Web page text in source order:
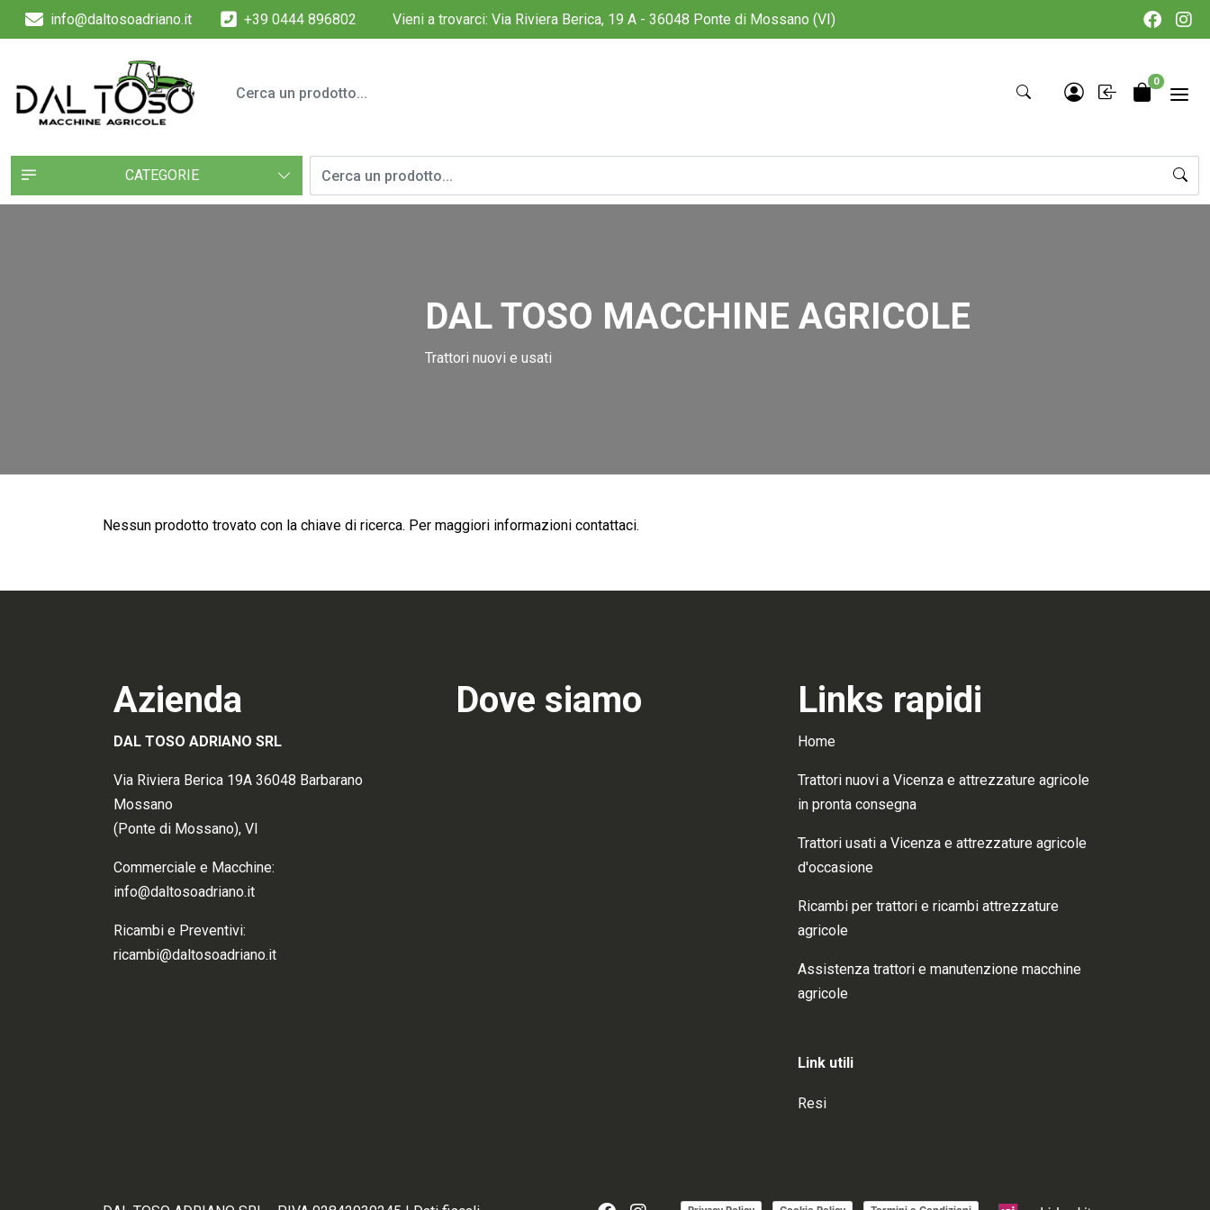
info@daltosoadriano.it +39 0444 896802 Vieni a trovarci: Via Riviera Berica, 19 A - 36048 Ponte di Mossano (VI)
0
CATEGORIE
DAL TOSO MACCHINE AGRICOLE
Trattori nuovi e usati
Nessun prodotto trovato con la chiave di ricerca. Per maggiori informazioni contattaci.
Azienda
DAL TOSO ADRIANO SRL
Via Riviera Berica 19A 36048 Barbarano
Mossano
(Ponte di Mossano), VI
Commerciale e Macchine:
info@daltosoadriano.it
Ricambi e Preventivi:
ricambi@daltosoadriano.it
Dove siamo Links rapidi
Home
Trattori nuovi a Vicenza e attrezzature agricole
in pronta consegna
Trattori usati a Vicenza e attrezzature agricole
d'occasione
Ricambi per trattori e ricambi attrezzature
agricole
Assistenza trattori e manutenzione macchine
agricole
Link utili
Resi